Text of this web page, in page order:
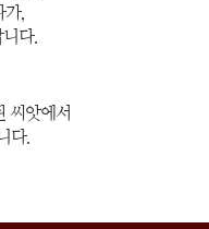
,
다.
씨앗에서
다.